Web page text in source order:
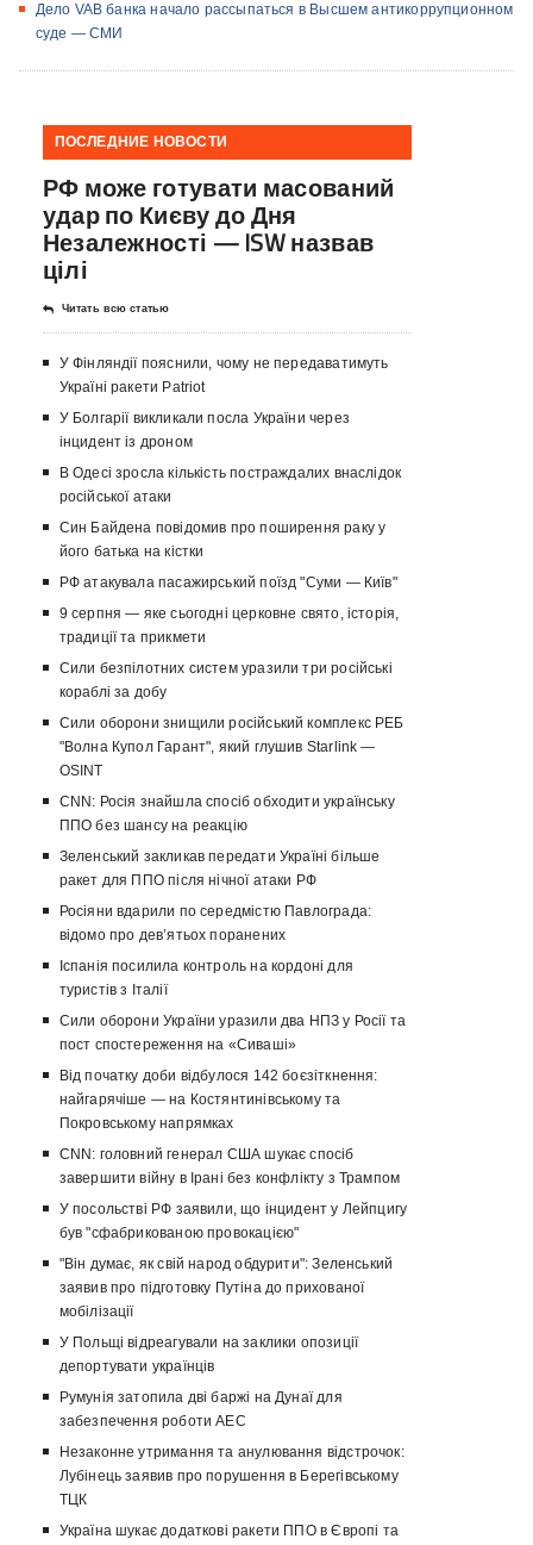
Дело VAB банка начало рассыпаться в Высшем антикоррупционном
суде — СМИ
ПОСЛЕДНИЕ НОВОСТИ
РФ може готувати масований
удар по Києву до Дня
Незалежності — ISW назвав
цілі
Читать всю статью
У Фінляндії пояснили, чому не передаватимуть
Україні ракети Patriot
У Болгарії викликали посла України через
інцидент із дроном
В Одесі зросла кількість постраждалих внаслідок
російської атаки
Син Байдена повідомив про поширення раку у
його батька на кістки
РФ атакувала пасажирський поїзд "Суми — Київ"
9 серпня — яке сьогодні церковне свято, історія,
традиції та прикмети
Сили безпілотних систем уразили три російські
кораблі за добу
Сили оборони знищили російський комплекс РЕБ
"Волна Купол Гарант", який глушив Starlink —
OSINT
CNN: Росія знайшла спосіб обходити українську
ППО без шансу на реакцію
Зеленський закликав передати Україні більше
ракет для ППО після нічної атаки РФ
Росіяни вдарили по середмістю Павлограда:
відомо про девʼятьох поранених
Іспанія посилила контроль на кордоні для
туристів з Італії
Сили оборони України уразили два НПЗ у Росії та
пост спостереження на «Сиваші»
Від початку доби відбулося 142 боєзіткнення:
найгарячіше — на Костянтинівському та
Покровському напрямках
CNN: головний генерал США шукає спосіб
завершити війну в Ірані без конфлікту з Трампом
У посольстві РФ заявили, що інцидент у Лейпцигу
був "сфабрикованою провокацією"
"Він думає, як свій народ обдурити": Зеленський
заявив про підготовку Путіна до прихованої
мобілізації
У Польщі відреагували на заклики опозиції
депортувати українців
Румунія затопила дві баржі на Дунаї для
забезпечення роботи АЕС
Незаконне утримання та анулювання відстрочок:
Лубінець заявив про порушення в Берегівському
ТЦК
Україна шукає додаткові ракети ППО в Європі та